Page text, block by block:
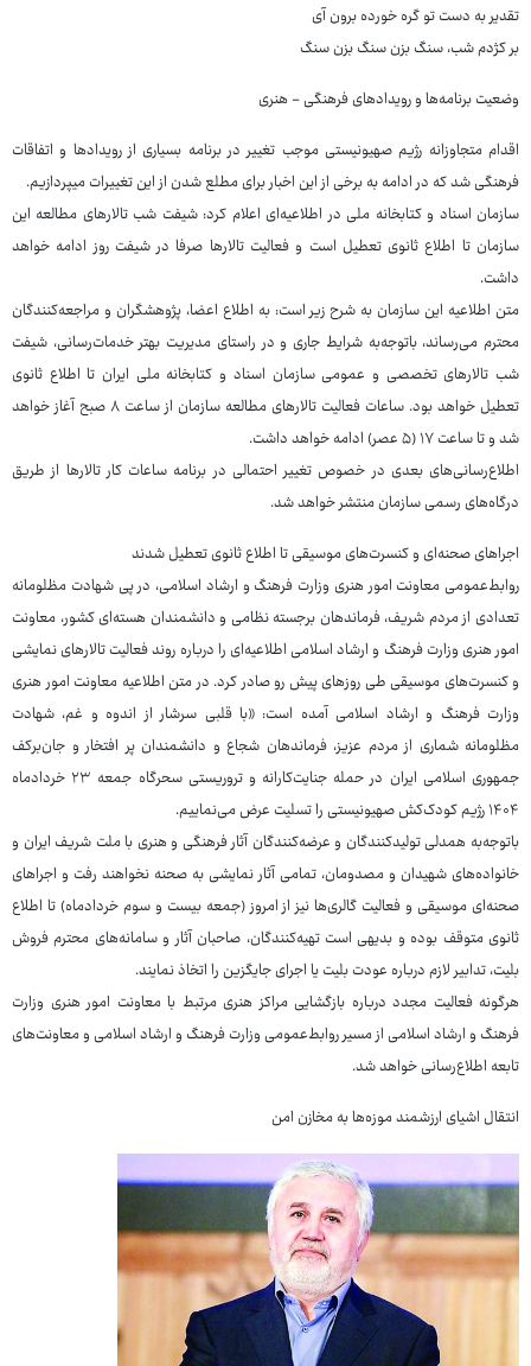
تقدیر به دست تو گره خورده برون آی
بر کژدم شب، سنگ بزن سنگ بزن سنگ
وضعیت برنامه‌‏ها و رویدادهای فرهنگی - هنری
اقدام متجاوزانه رژیم صهیونیستی موجب تغییر در برنامه بسیاری از رویدادها و اتفاقات
فرهنگی شد که در ادامه به برخی از این اخبار برای مطلع شدن از این تغییرات می‏پردازیم.
سازمان اسناد و کتابخانه ملی در اطلاعیه‌ای اعلام کرد: شیفت شب تالارهای مطالعه این
سازمان تا اطلاع ثانوی تعطیل است و فعالیت تالارها صرفا در شیفت روز ادامه خواهد
داشت.
متن اطلاعیه این سازمان به شرح زیر است: به اطلاع اعضا، پژوهشگران و مراجعه‌کنندگان
محترم می‌رساند، باتوجه‌به شرایط جاری و در راستای مدیریت بهتر خدمات‌رسانی، شیفت
شب تالارهای تخصصی و عمومی سازمان اسناد و کتابخانه ملی ایران تا اطلاع ثانوی
تعطیل خواهد بود. ساعات فعالیت تالارهای مطالعه سازمان از ساعت ۸ صبح آغاز خواهد
شد و تا ساعت ۱۷ (۵ عصر) ادامه خواهد داشت.
اطلاع‌رسانی‌های بعدی در خصوص تغییر احتمالی در برنامه ساعات کار تالارها از طریق
درگاه‌های رسمی سازمان منتشر خواهد شد.
اجراهای صحنه‌ای و کنسرت‎‌های موسیقی تا اطلاع ثانوی تعطیل شدند
روابط‌عمومی معاونت امور هنری وزارت فرهنگ و ارشاد اسلامی، در پی شهادت مظلومانه
تعدادی از مردم شریف، فرماندهان برجسته نظامی و دانشمندان هسته‌ای کشور، معاونت
امور هنری وزارت فرهنگ و ارشاد اسلامی اطلاعیه‌ای را درباره روند فعالیت تالارهای نمایشی
و کنسرت‌های موسیقی طی روزهای پیش رو صادر کرد. در متن اطلاعیه معاونت امور هنری
وزارت فرهنگ و ارشاد اسلامی آمده است: «با قلبی سرشار از اندوه و غم، شهادت
مظلومانه شماری از مردم عزیز، فرماندهان شجاع و دانشمندان پر افتخار و جان‌برکف
جمهوری اسلامی ایران در حمله جنایت‌کارانه و تروریستی سحرگاه جمعه ۲۳ خردادماه
۱۴۰۴ رژیم کودک‌کش صهیونیستی را تسلیت عرض می‌نماییم.
باتوجه‌به همدلی تولیدکنندگان و عرضه‌کنندگان آثار فرهنگی و هنری با ملت شریف ایران و
خانواده‌های شهیدان و مصدومان، تمامی آثار نمایشی به صحنه نخواهند رفت و اجراهای
صحنه‌ای موسیقی و فعالیت گالری‌ها نیز از امروز (جمعه بیست و سوم خردادماه) تا اطلاع
ثانوی متوقف بوده و بدیهی است تهیه‌کنندگان، صاحبان آثار و سامانه‌های محترم فروش
بلیت، تدابیر لازم درباره عودت بلیت یا اجرای جایگزین را اتخاذ نمایند.
هرگونه فعالیت مجدد درباره بازگشایی مراکز هنری مرتبط با معاونت امور هنری وزارت
فرهنگ و ارشاد اسلامی از مسیر روابط‌عمومی وزارت فرهنگ و ارشاد اسلامی و معاونت‌های
تابعه اطلاع‌رسانی خواهد شد.
انتقال اشیای ارزشمند موزه‌ها به مخازن امن